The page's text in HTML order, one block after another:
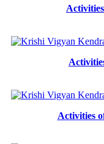
Activities